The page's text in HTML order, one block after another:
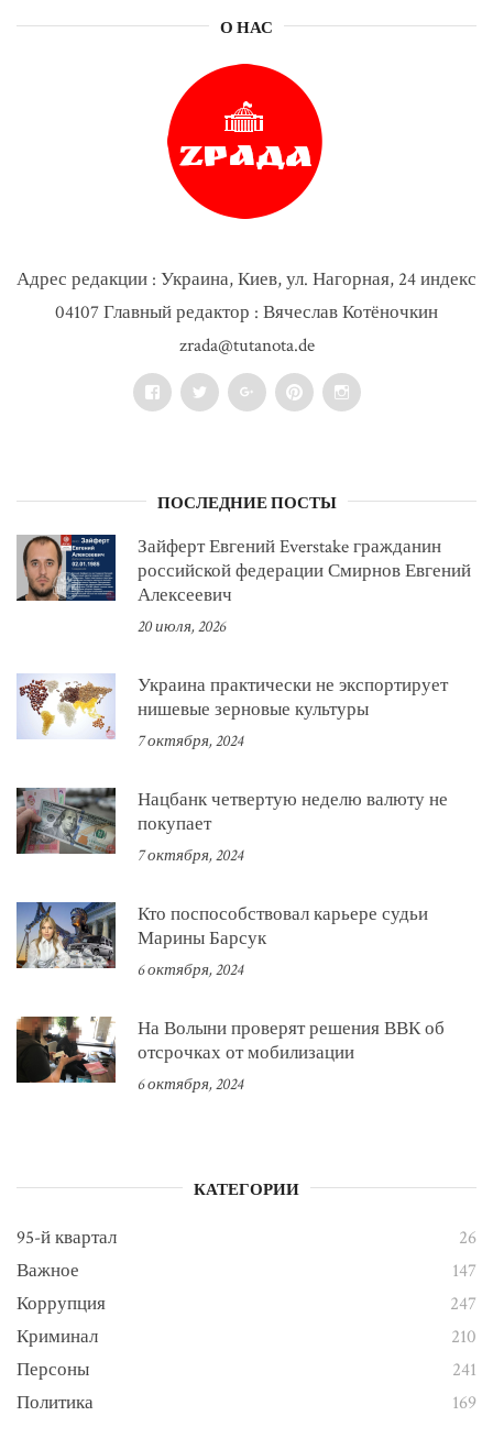
О НАС
Адрес редакции : Украина, Киев, ул. Нагорная, 24 индекс
04107 Главный редактор : Вячеслав Котёночкин
zrada@tutanota.de
FacebookTwitter Google+PinterestInstagram
ПОСЛЕДНИЕ ПОСТЫ
Зайферт Евгений Everstake гражданин
российской федерации Смирнов Евгений
Алексеевич
20 июля, 2026
Украина практически не экспортирует
нишевые зерновые культуры
7 октября, 2024
Нацбанк четвертую неделю валюту не
покупает
7 октября, 2024
Кто поспособствовал карьере судьи
Марины Барсук
6 октября, 2024
На Волыни проверят решения ВВК об
отсрочках от мобилизации
6 октября, 2024
КАТЕГОРИИ
95-й квартал
26
Важное
147
Коррупция
247
Криминал
210
Персоны
241
Политика
169